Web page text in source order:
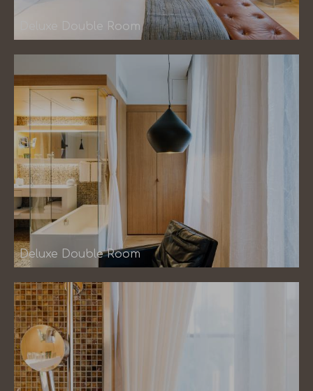
Deluxe Double Room
Deluxe Double Room